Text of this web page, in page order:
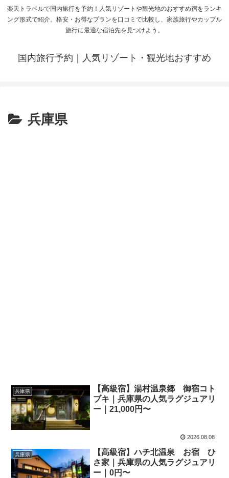
楽天トラベルで国内旅行を予約！人気リゾートや観光地のおすすめ宿をランキ
ング形式で紹介。格安・お得なプランを口コミで比較し、家族旅行やカップル
旅行に最適な宿泊先を見つけよう。
国内旅行予約｜人気リゾート・観光地おすすめ
兵庫県
兵庫県
【高級宿】湯村温泉郷 御宿コト
ブキ｜兵庫県の人気ラグジュアリ
ー｜21,000円〜
2026.08.08
兵庫県
【高級宿】ハチ北温泉 お宿 ひ
さ家｜兵庫県の人気ラグジュアリ
ー｜0円〜